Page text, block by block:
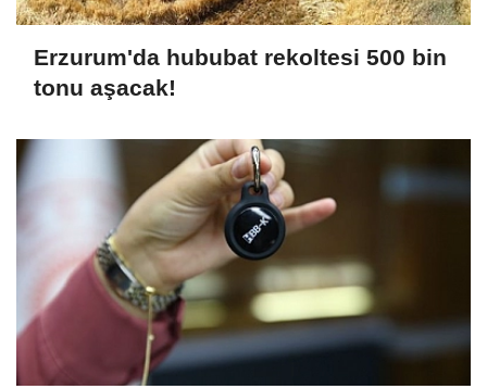
Erzurum'da hububat rekoltesi 500 bin
tonu aşacak!